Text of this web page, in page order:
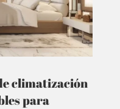
climatización
para